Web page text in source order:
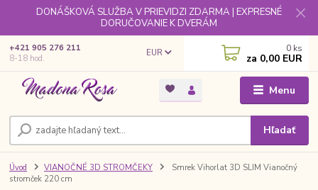
DONÁŠKOVÁ SLUŽBA V PRIEVIDZI ZDARMA | EXPRESNÉ
DORUČOVANIE K DVERÁM
Menu
EUR
Hľadať
+421 905 276 211
8-18 hod.
0 ks
za 0,00 EUR
Úvod VIANOČNÉ 3D STROMČEKY
Smrek Vihorlat 3D SLIM Vianočný
stromček 220 cm